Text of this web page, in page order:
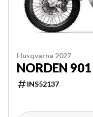
Husqvarna 2027
NORDEN
INS52137